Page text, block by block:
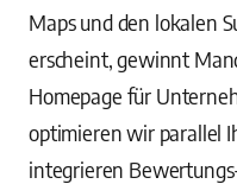
Maps und den lokalen
erscheint, gewinnt
Homepage für
optimieren wir parallel
integrieren